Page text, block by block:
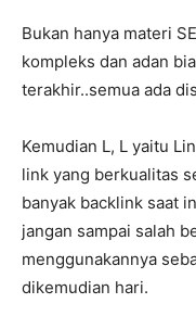
Bukan hanya materi
kompleks dan adan
terakhir..semua ada
Kemudian L, L yaitu
link yang berkualitas
banyak backlink saat
jangan sampai salah
menggunakannya
dikemudian hari.